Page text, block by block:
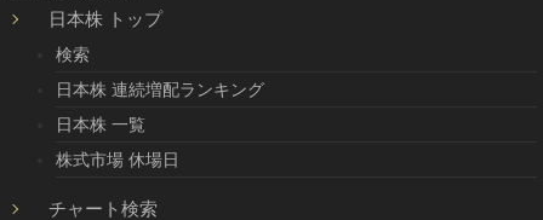
日本株 トップ
検索
日本株 連続増配ランキング
日本株 一覧
株式市場 休場日
チャート検索